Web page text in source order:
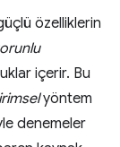
özelliklerin
içerir. Bu
yöntem
denemeler